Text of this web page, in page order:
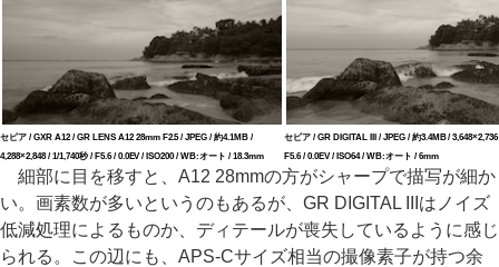
セピア / GXR A12 / GR LENS A12 28mm F2.5 / JPEG / 約4.1MB /
4,288×2,848 / 1/1,740秒 / F5.6 / 0.0EV / ISO200 / WB:オート / 18.3mm
セピア / GR DIGITAL III / JPEG / 約3.4MB / 3,648×2,736
F5.6 / 0.0EV / ISO64 / WB:オート / 6mm
細部に目を移すと、A12 28mmの方がシャープで描写が細か
い。画素数が多いというのもあるが、GR DIGITAL IIIはノイズ
低減処理によるものか、ディテールが喪失しているように感じ
られる。この辺にも、APS-Cサイズ相当の撮像素子が持つ余